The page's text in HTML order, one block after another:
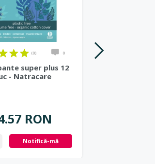
(0) 0
super plus 12
- Natracare
RON
Notifică-mă